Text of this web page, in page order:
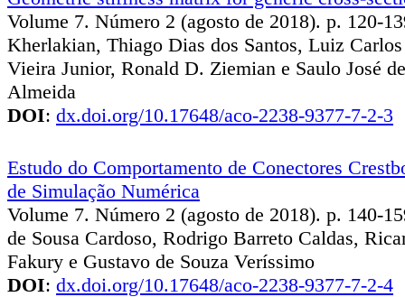
Volume 7. Número 2 (agosto de 2018). p. 120-
Kherlakian, Thiago Dias dos Santos, Luiz
Vieira Junior, Ronald D. Ziemian e Saulo José
Almeida
DOI: dx.doi.org/10.17648/aco-2238-9377-7-2-3
Estudo do Comportamento de Conectores
de Simulação Numérica
Volume 7. Número 2 (agosto de 2018). p. 140-
de Sousa Cardoso, Rodrigo Barreto Caldas,
Fakury e Gustavo de Souza Veríssimo
DOI: dx.doi.org/10.17648/aco-2238-9377-7-2-4